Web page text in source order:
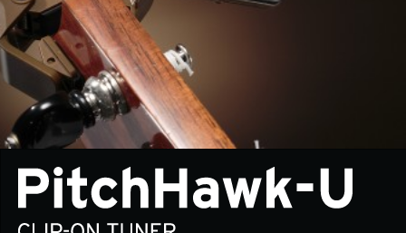
Eventos
Soporte
Localizador de Tiendas
Noticias
Ubicación